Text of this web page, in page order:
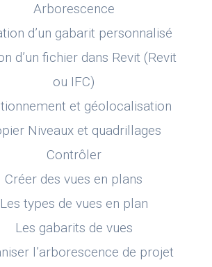
Arborescence
d’un gabarit personnalisé
d’un fichier dans Revit (Revit
ou IFC)
et géolocalisation
Niveaux et quadrillages
Contrôler
Créer des vues en plans
Les types de vues en plan
Les gabarits de vues
l’arborescence de projet